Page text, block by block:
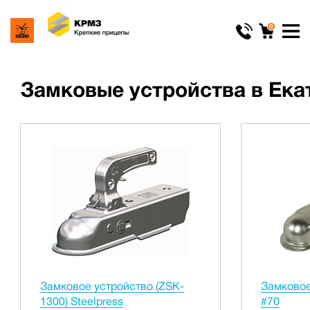
0
Замковые устройства в
Замковое устройство (ZSK-
1300) Steelpress
#70